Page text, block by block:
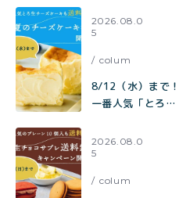
とくちで、コーヒ
ーが欲しくなる。
しキャラメルのチ
ャンククッキー』
が新登場！
2026.08.0
5
colum
8/12（水）まで！
一番人気「とろ生
【送料無料】
toroa夏のチーズ
2026.08.0
5
colum